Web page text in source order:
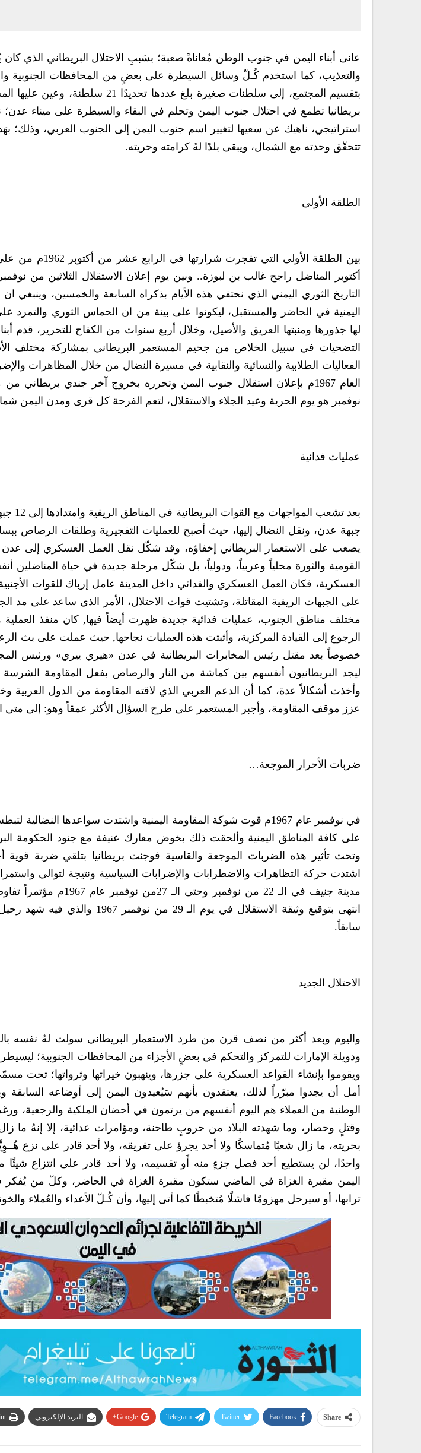
عانى أبناء اليمن في جنوب الوطن مُعاناةً صعبة؛ بسَببِ الاحتلال البريطاني الذي
والتعذيب، كما استخدم كُـلّ وسائل السيطرة على بعضٍ من المحافظات الجنوبية
بتقسيم المجتمع، إلى سلطنات صغيرة بلغ عددها
بريطانيا تطمع في احتلال جنوب اليمن وتحلم في البقاء والسيطرة على ميناء عدن؛
استراتيجي، ناهيك عن سعيها لتغيير اسم جنوب اليمن إلى الجنوب العربي، وذلك؛
تتحقّق وحدته مع الشمال، ويبقى بلدًا لهُ كرامته وحريته.
الطلقة الأولى
بين الطلقة الأولى
التاريخ الثوري اليمني الذي نحتفي هذه الأيام بذكراه السابعة والخمسين، وينبغي
اليمنية في الحاضر والمستقبل، ليكونوا على بينة من ان الحماس الثوري والتمرد
لها جذورها ومنبتها العريق والأصيل، وخلال أربع سنوات من الكفاح للتحرير، قدم
التضحيات في سبيل الخلاص من جحيم المستعمر البريطاني بمشاركة مختلف
الفعاليات الطلابية والنسائية والنقابية في مسيرة النضال من خلال المظاهرات
العام 1967م بإعلان استقلال جنوب اليمن وتحرره بخروج آخر جندي
نوفمبر هو يوم الحرية وعيد الجلاء والاستقلال، لتعم الفرحة كل قرى ومدن اليمن
عمليات فدائية
بعد
جبهة عدن، ونقل النضال إليها، حيث أصبح للعمليات التفجيرية وطلقات الرصاص
يصعب على الاستعمار البريطاني إخفاؤه، وقد شكّل نقل العمل العسكري إلى عدن
القومية والثورة محلياً وعربياً، ودولياً، بل شكّل مرحلة جديدة في حياة المناضلين
العسكرية، فكان العمل العسكري والفدائي داخل المدينة عامل إرباك للقوات
على الجبهات الريفية المقاتلة، وتشتيت قوات الاحتلال، الأمر الذي ساعد على مد
مختلف مناطق الجنوب، عمليات فدائية جديدة ظهرت أيضاً فيها, كان منفذ
الرجوع إلى القيادة المركزية، وأثبتت هذه العمليات نجاحها, حيث عملت على بث
خصوصاً بعد مقتل رئيس المخابرات البريطانية في عدن «هيري ييري» ورئيس
ليجد البريطانيون أنفسهم بين كماشة من النار والرصاص بفعل المقاومة
وأخذت أشكالاً عدة، كما أن الدعم العربي الذي لاقته المقاومة من الدول العربية
عزز موقف المقاومة، وأجبر المستعمر على طرح السؤال الأكثر عمقاً وهو: إلى متى
ضربات الأحرار الموجعة…
في نوفمبر عام 1967م قوت شوكة المقاومة اليمنية واشتدت سواعدها
على كافة المناطق اليمنية وألحقت ذلك بخوض معارك عنيفة مع جنود الحكومة
وتحت تأثير هذه الضربات الموجعة والقاسية فوجئت بريطانيا بتلقي ضربة
اشتدت حركة التظاهرات والاضطرابات والإضرابات السياسية ونتيجة لتوالي
مدينة جنيف في الـ 22 من نوفمبر
انتهى بتوقيع وثيقة الاستقلال في يوم
سابقاً.
الاحتلال الجديد
واليوم وبعد أكثر من نصف قرن من طرد الاستعمار البريطاني سولت لهُ نفسه
ودويلة الإمارات للتمركز والتحكم في بعضٍ الأجزاء من المحافظات الجنوبية؛
ويقوموا بإنشاء القواعد العسكرية على جزرها، وينهبون خيراتها وثرواتها؛ تحت
أمل أن يجدوا مبرّراً لذلك، يعتقدون بأنهم سَيُعيدون اليمن إلى أوضاعه
الوطنية من العملاء هم اليوم أنفسهم من يرتمون في أحضان الملكية
وقتلٍ وحصار، وما شهدته البلاد من حروبٍ طاحنة، ومؤامرات عدائية، إلا إنهُ ما
بحريته، ما زال شعبًا مُتماسكًا ولا أحد يجرؤ على تفريقه، ولا أحد قادر على نزع
واحدًا، لن يستطيع أحد فصل جزءٍ منه أَو تقسيمه، ولا أحد قادر على انتزاع شيئًا
اليمن مقبرة الغزاة في الماضي ستكون مقبرة الغزاة في الحاضر، وكلّ من يُفكر
ترابها، أو سيرحل مهزومًا فاشلًا مُتخبطًا كما أتى إليها، وأن كُـلّ الأعداء والعُملاء
Share
Facebook
Twitter
Telegram
Google+ البريد الإلكتروني